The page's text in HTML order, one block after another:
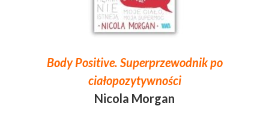
Body Positive. Superprzewodnik po
ciałopozytywności
Nicola Morgan